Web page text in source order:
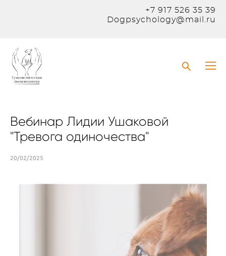
+7 917 526 35 39
Dogpsychology@mail.ru
20/02/2025
Вебинар Лидии Ушаковой
"Тревога одиночества"